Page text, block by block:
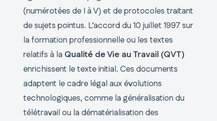
(numérotées de I à V) et de protocoles traitant
de sujets pointus. L’accord du 10 juillet 1997 sur
la formation professionnelle ou les textes
relatifs à la Qualité de Vie au Travail (QVT)
enrichissent le texte initial. Ces documents
adaptent le cadre légal aux évolutions
technologiques, comme la généralisation du
télétravail ou la dématérialisation des